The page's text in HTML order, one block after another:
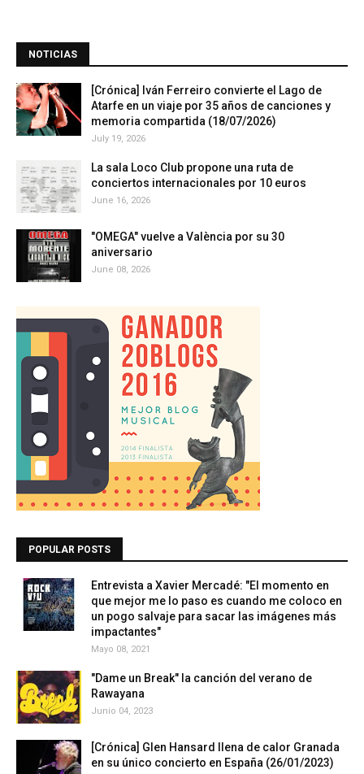
NOTICIAS
[Crónica] Iván Ferreiro convierte el Lago de
Atarfe en un viaje por 35 años de canciones y
memoria compartida (18/07/2026)
July 19, 2026
La sala Loco Club propone una ruta de
conciertos internacionales por 10 euros
June 16, 2026
"OMEGA" vuelve a València por su 30
aniversario
June 08, 2026
POPULAR POSTS
Entrevista a Xavier Mercadé: "El momento en
que mejor me lo paso es cuando me coloco en
un pogo salvaje para sacar las imágenes más
impactantes"
Mayo 08, 2021
"Dame un Break" la canción del verano de
Rawayana
Junio 04, 2023
[Crónica] Glen Hansard llena de calor Granada
en su único concierto en España (26/01/2023)